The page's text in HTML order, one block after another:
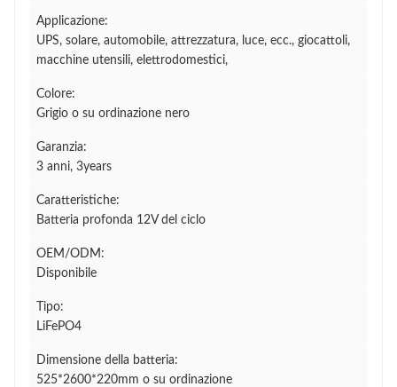
Applicazione:
UPS, solare, automobile, attrezzatura, luce, ecc., giocattoli,
macchine utensili, elettrodomestici,
Colore:
Grigio o su ordinazione nero
Garanzia:
3 anni, 3years
Caratteristiche:
Batteria profonda 12V del ciclo
OEM/ODM:
Disponibile
Tipo:
LiFePO4
Dimensione della batteria:
525*2600*220mm o su ordinazione